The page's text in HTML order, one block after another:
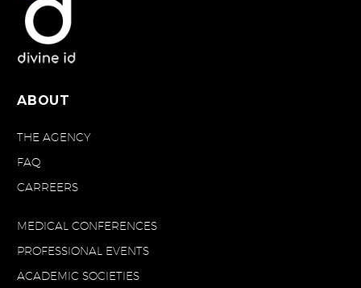
ABOUT
THE AGENCY
FAQ
CARREERS
MEDICAL CONFERENCES
PROFESSIONAL EVENTS
ACADEMIC SOCIETIES